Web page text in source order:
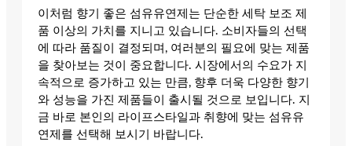
이처럼 향기 좋은 섬유유연제는 단순한 세탁 보조 제
품 이상의 가치를 지니고 있습니다. 소비자들의 선택
에 따라 품질이 결정되며, 여러분의 필요에 맞는 제품
을 찾아보는 것이 중요합니다. 시장에서의 수요가 지
속적으로 증가하고 있는 만큼, 향후 더욱 다양한 향기
와 성능을 가진 제품들이 출시될 것으로 보입니다. 지
금 바로 본인의 라이프스타일과 취향에 맞는 섬유유
연제를 선택해 보시기 바랍니다.